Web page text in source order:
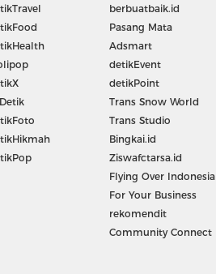
berbuatbaik.id
Pasang Mata
Adsmart
detikEvent
detikPoint
Trans Snow World
Trans Studio
Bingkai.id
Ziswafctarsa.id
Flying Over Indonesia
For Your Business
rekomendit
Community Connect